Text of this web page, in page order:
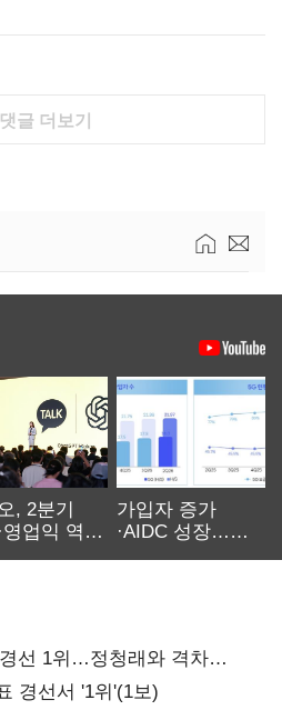
댓글 더보기
, 2분기
영업익 역대
가입자 증가
·AIDC 성장…
선 1위…정청래와 격차
경선서 '1위'(1보)